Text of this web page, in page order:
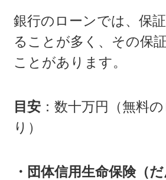
銀行のローンでは、保
ることが多く、その保
ことがあります。
目安 ：数十万円（無料
り）
・団体信用生命保険（